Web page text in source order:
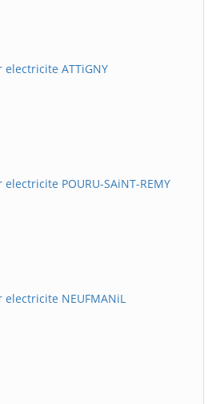
ATTiGNY
POURU-SAiNT-REMY
NEUFMANiL